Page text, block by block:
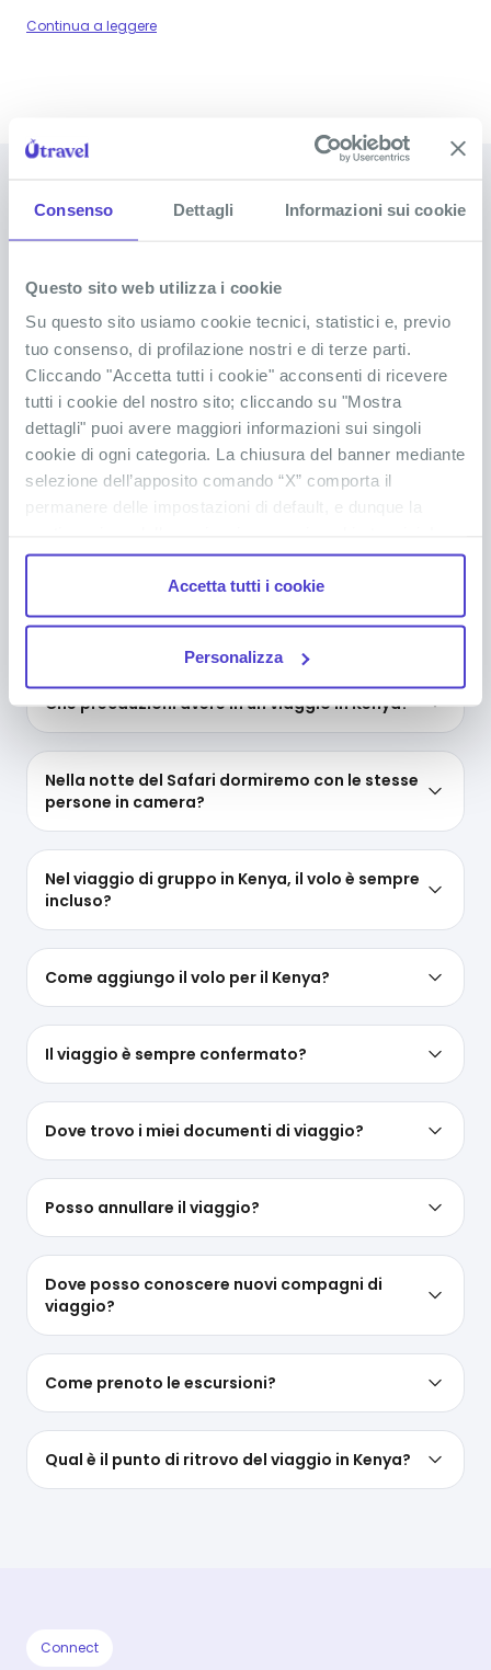
Consenso Dettagli Informazioni sui cookie
Questo sito web utilizza i cookie
Su questo sito usiamo cookie tecnici, statistici e, previo
tuo consenso, di profilazione nostri e di terze parti.
Cliccando "Accetta tutti i cookie" acconsenti di ricevere
tutti i cookie del nostro sito; cliccando su "Mostra
dettagli" puoi avere maggiori informazioni sui singoli
cookie di ogni categoria. La chiusura del banner mediante
selezione dell’apposito comando “X” comporta il
permanere delle impostazioni di default, e dunque la
casella dei cookie statistici è già selezionata poiché, non
permettendo la diretta individuazione dell’interessato (cd.
single out), i relativi cookie sono equiparati ai tecnici, ma
deselezionando la relativa casella. Se vuoi maggiori
informazioni sul funzionamento dei cookie attivi sul
sito
clicca qui
Accetta tutti i cookie
Personalizza
Resort & Spa, posizionato a pochi passi dalla
camminare pochi minuti per raggiungere una delle
spiagge più belle dell'Africa… Un sogno! L’hotel sarà
a tua disposizione. Durante la notte nella savana,
dormirai in lodge immersi nella natura selvaggia,
dove potrai ammirare gli animali che si avvicinano
alle pozze d'acqua direttamente dalla tua stanza.
L’esperienza sarà inclusa nel tuo viaggio in Kenya!
Continua a leggere
DOMANDE FREQUENTI SUL
Sciogli tutti i tuoi dubbi
Come richiedo il visto per il Kenya?
Servono vaccini o precauzioni mediche
particolari?
Cosa portare in un viaggio in Kenya?
Cosa dovrei portare con me durante il Safari?
Che precauzioni avere in un viaggio in Kenya?
Nella notte del Safari dormiremo con le stesse
persone in camera?
Nel viaggio di gruppo in Kenya, il volo è sempre
incluso?
Come aggiungo il volo per il Kenya?
Il viaggio è sempre confermato?
Dove trovo i miei documenti di viaggio?
Posso annullare il viaggio?
Dove posso conoscere nuovi compagni di
viaggio?
Come prenoto le escursioni?
Qual è il punto di ritrovo del viaggio in Kenya?
Connect